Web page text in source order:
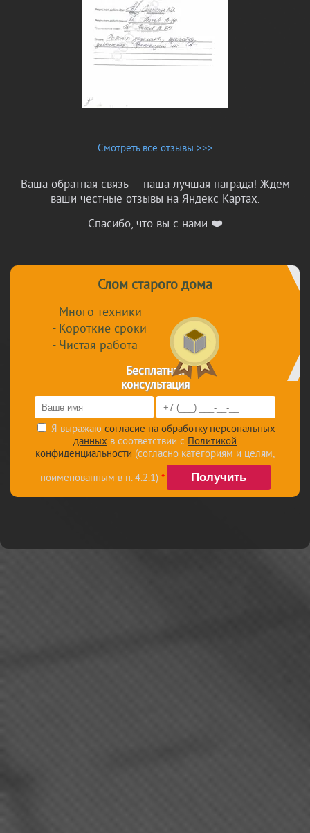
Смотреть все отзывы >>>
Ваша обратная связь — наша лучшая награда! Ждем
ваши честные отзывы на Яндекс Картах.
Спасибо, что вы с нами ❤️
Слом старого дома
Много техники
Короткие сроки
Чистая работа
Бесплатная
консультация
Я выражаю согласие на обработку персональных
данных в соответствии с Политикой
конфиденциальности (согласно категориям и целям,
поименованным в п. 4.2.1) *